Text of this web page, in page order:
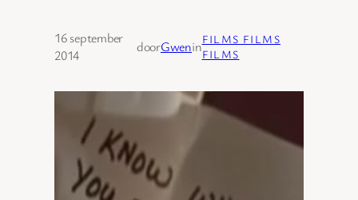
16 september
2014
doorGweninFILMS FILMS
FILMS